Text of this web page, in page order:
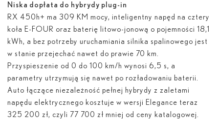
Niska dopłata do hybrydy plug-in
RX 450 h+ ma 309 KM mocy, inteligentny napęd na cztery
koła E-FOUR oraz baterię litowo-jonową o pojemności 18,1
kWh, a bez potrzeby uruchamiania silnika spalinowego jest
w stanie przejechać nawet do prawie 70 km.
Przyspieszenie od 0 do 100 km/h wynosi 6,5 s, a
parametry utrzymują się nawet po rozładowaniu baterii.
Auto łączące niezależność pełnej hybrydy z zaletami
napędu elektrycznego kosztuje w wersji Elegance teraz
325 200 zł, czyli 77 700 zł mniej od ceny katalogowej.